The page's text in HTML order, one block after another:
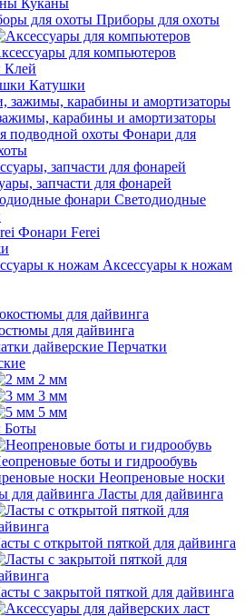
Куканы
Приборы для охоты
для компьютеров
Клей
Катушки
карабины и амортизаторы
Фонари для
запчасти для фонарей
Светодиодные
Фонари Ferei
Аксессуары к ножам
для дайвинга
Перчатки
2 мм
3 мм
5 мм
Боты
боты и гидрообувь
Неопреновые носки
Ласты для дайвинга
с открытой пяткой для дайвинга
с закрытой пяткой для дайвинга